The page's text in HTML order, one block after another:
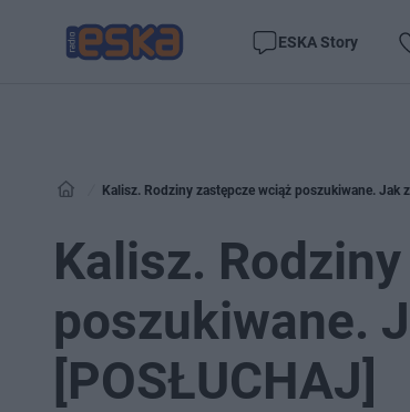
ESKA Story
Kalisz. Rodziny zastępcze wciąż poszukiwane. Jak
Kalisz.
poszukiwane.
[POSŁUCHAJ]